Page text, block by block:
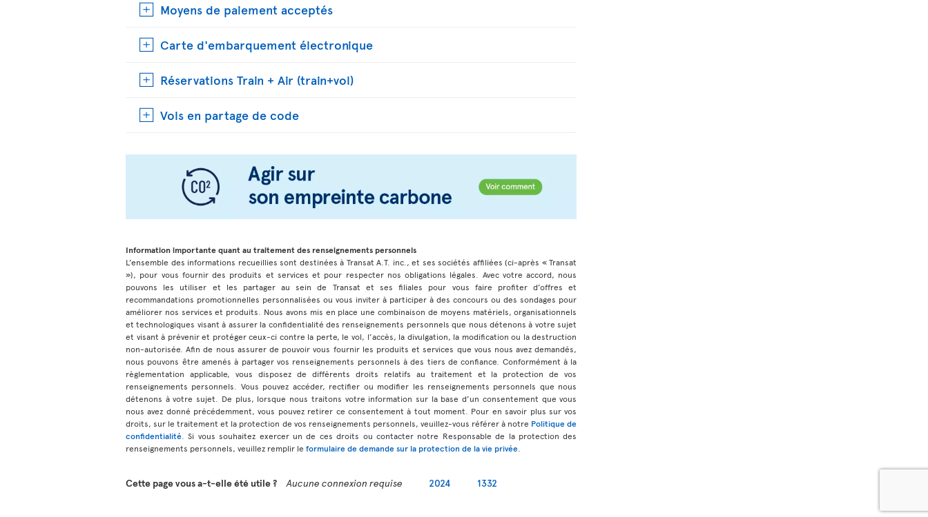
Moyens de paiement acceptés
Carte d'embarquement électronique
Réservations Train + Air (train+vol)
Vols en partage de code
Information importante quant au traitement des renseignements personnels
L’ensemble des informations recueillies sont destinées à Transat A.T. inc., et ses sociétés affiliées (ci-après « Transat
»), pour vous fournir des produits et services et pour respecter nos obligations légales. Avec votre accord, nous
pouvons les utiliser et les partager au sein de Transat et ses filiales pour vous faire profiter d’offres et
recommandations promotionnelles personnalisées ou vous inviter à participer à des concours ou des sondages pour
améliorer nos services et produits. Nous avons mis en place une combinaison de moyens matériels, organisationnels
et technologiques visant à assurer la confidentialité des renseignements personnels que nous détenons à votre sujet
et visant à prévenir et protéger ceux-ci contre la perte, le vol, l’accès, la divulgation, la modification ou la destruction
non-autorisée. Afin de nous assurer de pouvoir vous fournir les produits et services que vous nous avez demandés,
nous pouvons être amenés à partager vos renseignements personnels à des tiers de confiance. Conformément à la
règlementation applicable, vous disposez de différents droits relatifs au traitement et la protection de vos
renseignements personnels. Vous pouvez accéder, rectifier ou modifier les renseignements personnels que nous
détenons à votre sujet. De plus, lorsque nous traitons votre information sur la base d’un consentement que vous
nous avez donné précédemment, vous pouvez retirer ce consentement à tout moment. Pour en savoir plus sur vos
droits, sur le traitement et la protection de vos renseignements personnels, veuillez-vous référer à notre Politique de
confidentialité . Si vous souhaitez exercer un de ces droits ou contacter notre Responsable de la protection des
renseignements personnels, veuillez remplir le formulaire de demande sur la protection de la vie privée
Cette page vous a-t-elle été utile ? Aucune connexion requise 2024 1332